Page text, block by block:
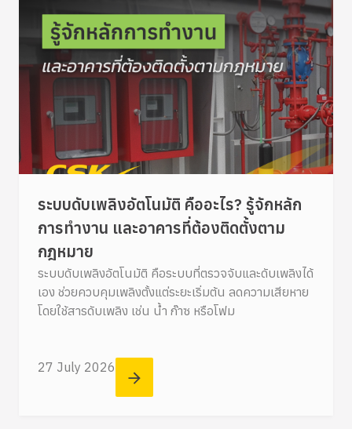
ระบบดับเพลิงอัตโนมัติ คืออะไร? รู้จักหลัก
การทำงาน และอาคารที่ต้องติดตั้งตาม
กฎหมาย
ระบบดับเพลิงอัตโนมัติ คือระบบที่ตรวจจับและดับเพลิงได้
เอง ช่วยควบคุมเพลิงตั้งแต่ระยะเริ่มต้น ลดความเสียหาย
โดยใช้สารดับเพลิง เช่น น้ำ ก๊าซ หรือโฟม
27 July 2026